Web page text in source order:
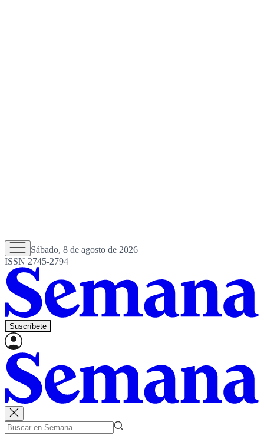
Sábado, 8 de agosto de 2026
ISSN 2745-2794
Suscríbete